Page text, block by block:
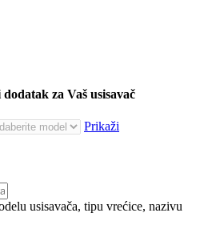
za Vaš usisavač
Prikaži
usisavača, tipu vrećice, nazivu